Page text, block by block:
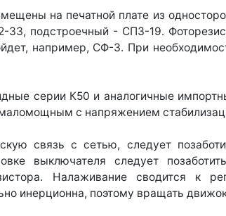
на печатной плате из
подстроечный - СПЗ-19.
например, СФ-3. При
серии К50 и аналогичные
с напряжением
связь с сетью, следует
выключателя следует
Налаживание сводится к
инерционна, поэтому вращать